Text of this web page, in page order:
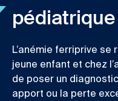
pédiatrique
L’anémie ferriprive
jeune enfant et chez
de poser un
apport ou la perte